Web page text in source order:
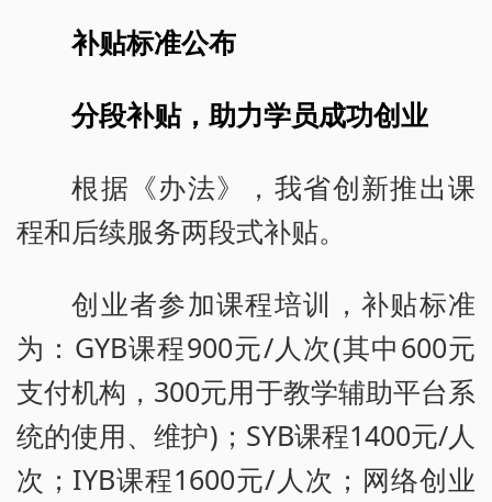
补贴标准公布
分段补贴，助力学员成功创业
根据《办法》，我省创新推出课
程和后续服务两段式补贴。
创业者参加课程培训，补贴标准
为：GYB课程900元/人次(其中600元
支付机构，300元用于教学辅助平台系
统的使用、维护)；SYB课程1400元/人
次；IYB课程1600元/人次；网络创业